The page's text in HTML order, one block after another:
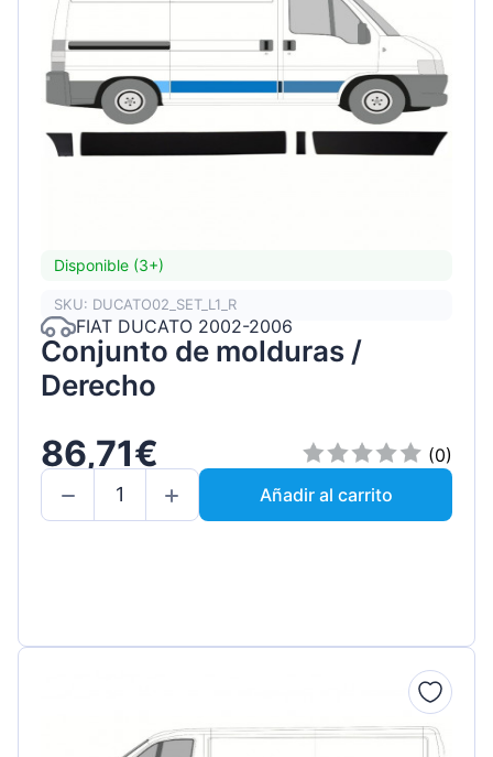
Disponible (3+)
SKU: DUCATO02_SET_L1_R
FIAT DUCATO 2002-2006
Conjunto de molduras /
Derecho
86,71€
(0)
Añadir al carrito